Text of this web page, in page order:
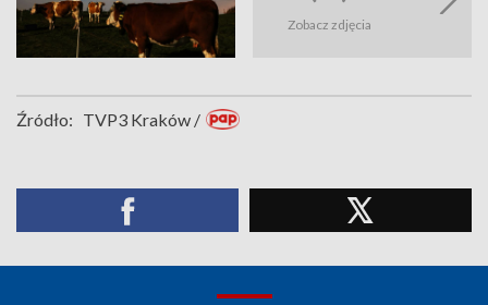
Zobacz zdjęcia
Źródło: TVP3 Kraków /